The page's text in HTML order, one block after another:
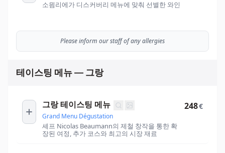
소믬리에가 디스커버리 메뉴에 맞춰 선별한 와인
Please inform our staff of any allergies
테이스팅 메뉴 — 그랑
그랑 테이스팅 메뉴
Grand Menu Dégustation
셰프 Nicolas Beaumann의 제철 창작을 통한 확
장된 여정, 추가 코스와 최고의 시장 재료
248€